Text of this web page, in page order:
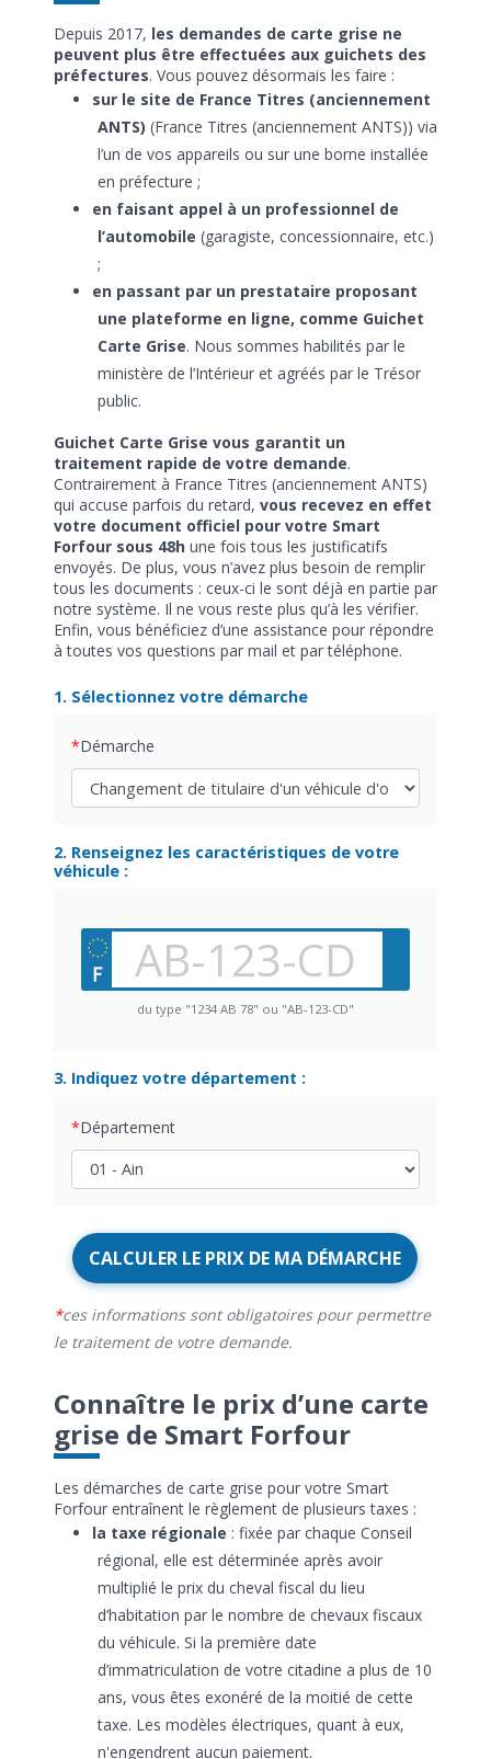
Depuis 2017, les demandes de carte grise ne
peuvent plus être effectuées aux guichets des
préfectures. Vous pouvez désormais les faire :
sur le site de France Titres (anciennement
ANTS) (France Titres (anciennement ANTS)) via
l’un de vos appareils ou sur une borne installée
en préfecture ;
en faisant appel à un professionnel de
l’automobile (garagiste, concessionnaire, etc.)
;
en passant par un prestataire proposant
une plateforme en ligne, comme Guichet
Carte Grise. Nous sommes habilités par le
ministère de l’Intérieur et agréés par le Trésor
public.
Guichet Carte Grise vous garantit un
traitement rapide de votre demande.
Contrairement à France Titres (anciennement ANTS)
qui accuse parfois du retard, vous recevez en effet
votre document officiel pour votre Smart
Forfour sous 48hune fois tous les justificatifs
envoyés. De plus, vous n’avez plus besoin de remplir
tous les documents : ceux-ci le sont déjà en partie par
notre système. Il ne vous reste plus qu’à les vérifier.
Enfin, vous bénéficiez d’une assistance pour répondre
à toutes vos questions par mail et par téléphone.
1. Sélectionnez votre démarche
Démarche
2. Renseignez les caractéristiques de votre
véhicule :
du type "1234 AB 78" ou "AB-123-CD"
3. Indiquez votre département :
Département
CALCULER LE PRIX DE MA DÉMARCHE
ces informations sont obligatoires pour permettre
le traitement de votre demande.
Connaître le prix d’une carte
grise de Smart Forfour
Les démarches de carte grise pour votre Smart
Forfour entraînent le règlement de plusieurs taxes :
la taxe régionale : fixée par chaque Conseil
régional, elle est déterminée après avoir
multiplié le prix du cheval fiscal du lieu
d’habitation par le nombre de chevaux fiscaux
du véhicule. Si la première date
d’immatriculation de votre citadine a plus de 10
ans, vous êtes exonéré de la moitié de cette
taxe. Les modèles électriques, quant à eux,
n'engendrent aucun paiement.